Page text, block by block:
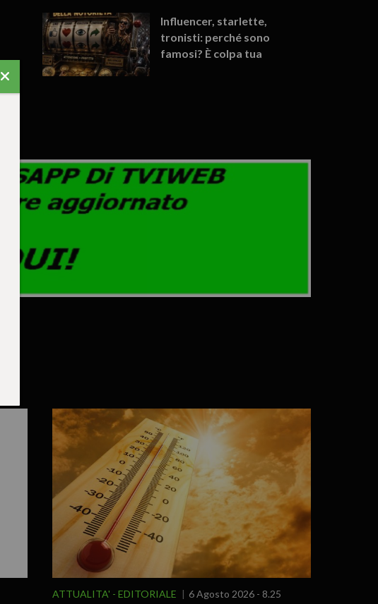
Influencer, starlette,
tronisti: perché sono
famosi? È colpa tua
ATTUALITA' EDITORIALE 6 Agosto 2026 - 8.25